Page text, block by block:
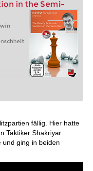
in the Semi-
fällig. Hier hatte
Taktiker Shakriyar
und ging in beiden